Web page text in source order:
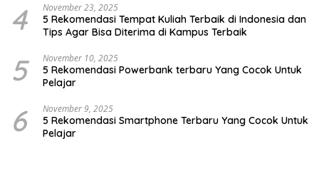
4 November 23, 2025
5 Rekomendasi Tempat Kuliah Terbaik di Indonesia dan
Tips Agar Bisa Diterima di Kampus Terbaik
5 November 10, 2025
5 Rekomendasi Powerbank terbaru Yang Cocok Untuk
Pelajar
6 November 9, 2025
5 Rekomendasi Smartphone Terbaru Yang Cocok Untuk
Pelajar